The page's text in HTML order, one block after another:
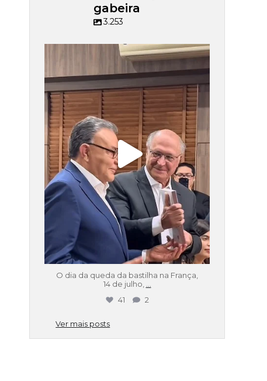
gabeira
3.253
fundacaojoaomangabeira
Jul 15
O dia da queda da bastilha na França,
14 de julho, ...
41
2
Ver mais posts